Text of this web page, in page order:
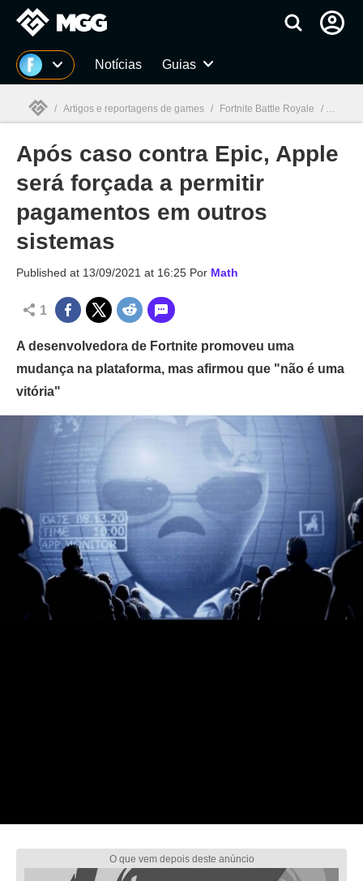
Millenium Notícias Guias
Millenium
/ Artigos e reportagens de games / Fortnite Battle Royale / Após
Após caso contra Epic, Apple
será forçada a permitir
pagamentos em outros
sistemas
Published at 13/09/2021 at 16:25 Por Math
1
A desenvolvedora de Fortnite promoveu uma
mudança na plataforma, mas afirmou que "não é uma
vitória"